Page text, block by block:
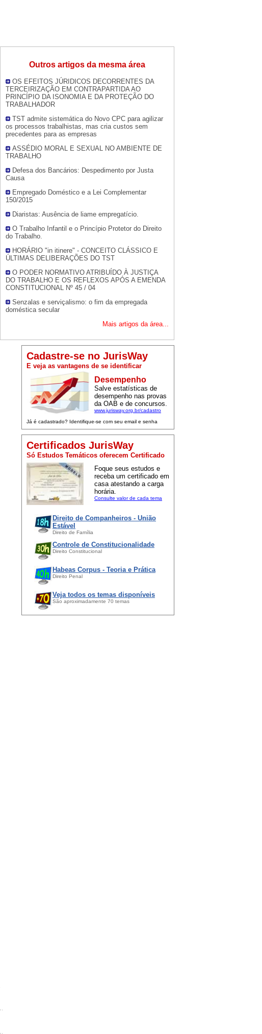
Outros artigos da mesma área
OS EFEITOS JÚRIDICOS DECORRENTES DA
TERCEIRIZAÇÃO EM CONTRAPARTIDA AO
PRINCÍPIO DA ISONOMIA E DA PROTEÇÃO DO
TRABALHADOR
TST admite sistemática do Novo CPC para agilizar
os processos trabalhistas, mas cria custos sem
precedentes para as empresas
ASSÉDIO MORAL E SEXUAL NO AMBIENTE DE
TRABALHO
Defesa dos Bancários: Despedimento por Justa
Causa
Empregado Doméstico e a Lei Complementar
150/2015
Diaristas: Ausência de liame empregatício.
O Trabalho Infantil e o Princípio Protetor do Direito
do Trabalho.
HORÁRIO "in itinere" - CONCEITO CLÁSSICO E
ÚLTIMAS DELIBERAÇÕES DO TST
O PODER NORMATIVO ATRIBUÍDO À JUSTIÇA
DO TRABALHO E OS REFLEXOS APÓS A EMENDA
CONSTITUCIONAL Nº 45 / 04
Senzalas e serviçalismo: o fim da empregada
doméstica secular
Mais artigos da área...
Cadastre-se no JurisWay
E veja as vantagens de se identificar
Desempenho
Salve estatísticas de
desempenho nas provas
da OAB e de concursos.
www.jurisway.org.br/cadastro
Já é cadastrado? Identifique-se com seu email e senha
Certificados JurisWay
Só Estudos Temáticos oferecem Certificado
Foque seus estudos e
receba um certificado em
casa atestando a carga
horária.
Consulte valor de cada tema
Direito de Companheiros - União
Estável
Direito de Família
Controle de Constitucionalidade
Direito Constitucional
Habeas Corpus - Teoria e Prática
Direito Penal
Veja todos os temas disponíveis
São aproximadamente 70 temas